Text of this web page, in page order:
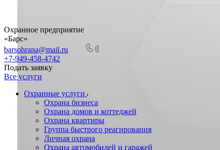
Охранное предприятие
«Барс»
barsohrana@mail.ru
+7-949-458-4742
Подать заявку
Все услуги
Охранные услуги
Охрана бизнеса
Охрана домов и коттеджей
Охрана квартиры
Группа быстрого реагирования
Личная охрана
Охрана автомобилей и гаражей